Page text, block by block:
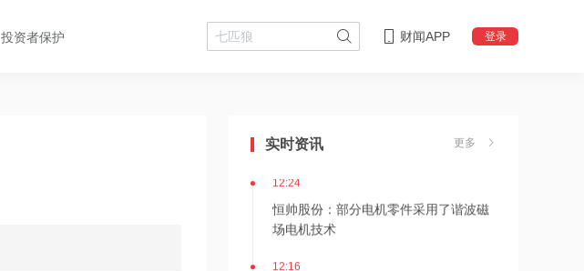
投资者保护 财闻APP 登录
实时资讯 更多
100%，云南神火铝水转化率约90%
12:24
恒帅股份：部分电机零件采用了谐波磁
场电机技术
12:16